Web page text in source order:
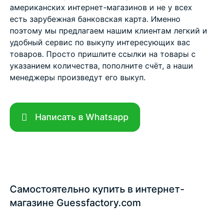
американских интернет-магазинов и не у всех
есть зарубежная банковская карта. Именно
поэтому мы предлагаем нашим клиентам легкий и
удобный сервис по выкупу интересующих вас
товаров. Просто пришлите ссылки на товары с
указанием количества, пополните счёт, а наши
менеджеры произведут его выкуп.
Написать в Whatsapp
Самостоятельно купить в интернет-
магазине Guessfactory.com